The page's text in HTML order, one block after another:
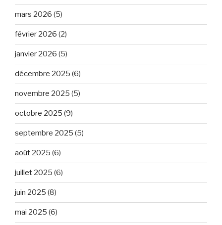
mars 2026 (5)
février 2026 (2)
janvier 2026 (5)
décembre 2025 (6)
novembre 2025 (5)
octobre 2025 (9)
septembre 2025 (5)
août 2025 (6)
juillet 2025 (6)
juin 2025 (8)
mai 2025 (6)